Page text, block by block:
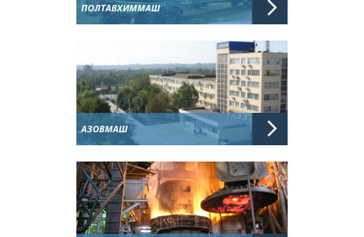
ПОЛТАВХИММАШ
АЗОВМАШ